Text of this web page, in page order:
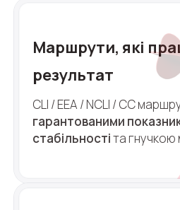
Маршрути, які
результат
CLI / EEA / NCLI / CC
гарантованими
стабільностіта гнучкою
Написати
Ім'я
Замовити дзвінок
Ваше ім'я
Замовити інтеграцію
Ваше ім'я
Замовити Тест
Ваше ім'я
Потрібна
допомога
з вибором?